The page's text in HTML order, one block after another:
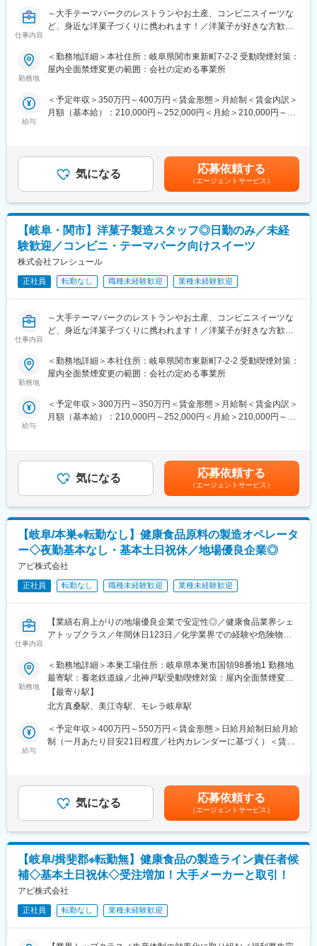
■経営理念：
・食に関するあらゆる商品・情報・サービスを「安心・安全」に
・全社員の物心両面の幸せを実現し、企業の発展を通じて社会的
責任を果たしていく。
週次交代制になります。
品質は工程で作りこむべきものであるという信念に基づき、「安
全な原料・資材」、「安全な製造設備や労働環境」、「安全な製
を把握・管理することに重点をおき、お客様に満足していただけ
る製品とサービスを供給しています。 また、さまざまな改善推進
同時に、厳格な検査体制によって品質の保証・品質の向上をサポ
ートし、社会に貢献し続けることが私たちの使命と責任と考えて
仕事内容
～大手テーマパークのレストランやお土産、コンビニスイーツな
ど、身近な洋菓子づくりに携われます！／洋菓子が好きな方歓迎
ご活躍を期待しています◎～
■入社後の業務内容
ュークリーム、カップデザートなどの洋菓子）や、ホテル・レス
トラン・テーマパークなど外食産業向けの冷凍ケーキを製造する
ンの進行管理などにも徐々に携わっていただく想定です。将来的
には、現場の生産性向上に向けた業務改善や効率化の提案など、
製造現場を支える中核的な役割でのご活躍を期待しています。
■組織構成
正社員2名と派遣社員4名で構成されています。
前後の工程を含めた製造部門全体では、正社員・パートタイマー
として男性約43名・女性約50名、派遣社員約70名が在籍していま
す。
す。その後、適性や状況に応じて各部門へ配属となります。
業務は先輩社員によるOJTで丁寧にサポートするため、業界未経
前職が自動車製造/金属加工など、製菓経験ない方も活躍中です！
理）や業務改善などをお任せします。
ーンなど幅広い企業と取引を行っており、安定した経営基盤を持
っています。
◇ローソンと共同開発した「プレミアムロールケーキ」シリーズ
をはじめ、コンビニスイーツ市場の発展に貢献してきました。
◇テーマパーク向け商品や、季節イベントごとのスイーツなど、
少量多品種の商品づくりを手作業中心で行っている点も当社の特
徴です。自分が関わった商品が店頭や施設で販売されるやりがい
を感じられる環境です。
◇製菓業界での経験がない方でも、自動車製造や金属加工など異
業種出身の社員が多数活躍しており、入社後は半年程度で一人前
としてご活躍いただけます。長く働く社員が多い点も当社の魅力
変更の範囲：会社の定める業務
勤務地
＜勤務地詳細＞本社住所：岐阜県関市東新町7-2-2 受動喫煙対策：
屋内全面禁煙変更の範囲：会社の定める事業所
給与
＜予定年収＞350万円～400万円＜賃金形態＞月給制＜賃金内訳＞
月額（基本給）：210,000円～252,000円＜月給＞210,000円～
回（4月）賃金はあくまでも目安の金額であり、選考を通じて上下
する可能性があります。月給(月額)は固定手当を含めた表記です。
気になる 応募依頼する
（エージェントサービス）
【岐阜・関市】洋菓子製造スタッフ◎日勤のみ／未経
験歓迎／コンビニ・テーマパーク向けスイーツ
株式会社フレシュール
正社員 転勤なし 職種未経験歓迎 業種未経験歓迎
仕事内容
～大手テーマパークのレストランやお土産、コンビニスイーツな
ど、身近な洋菓子づくりに携われます！／洋菓子が好きな方歓迎
コツ作業が好きな方におすすめ◎
■業務内容
ークリーム、カップデザートなどの洋菓子）や、ホテル・レスト
ラン・テーマパークなど外食産業向けの冷凍ケーキを製造する同
・クリームやフルーツのトッピング
・商品の箱詰め、梱包作業
・カップや資材の準備 など
■業務の特徴
仕上げ工程は、製品の見た目や品質を左右する重要なポジション
です。コツコツと丁寧に作業を進めることが得意な方が活躍でき
る環境です。
作業は手順化されており、未経験の方でも安心して取り組める内
容です。
製造部門全体では、正社員・パートタイマーとして男性約43名・
女性約50名、派遣社員約70名が在籍しています。
■教育制度
入社後、1ヵ月程度は製造現場にて実際の業務を経験いただきま
す。その後、適性や状況に応じて各部門へ配属となります。
業務は先輩社員によるOJTで丁寧にサポートするため、業界未経
験の方でも安心してスタートできる環境です。
■当社について
◇ローソンと共同開発した「プレミアムロールケーキ」シリーズ
をはじめ、コンビニスイーツ市場の発展に貢献してきました。
◇テーマパーク向け商品や、季節イベントごとのスイーツなど、
を感じられる環境です。
◇製菓業界での経験がない方でも、自動車製造や金属加工など異
業種出身の社員が多数活躍しており、入社後は半年程度で一人前
としてご活躍いただけます。長く働く社員が多い点も当社の魅力
の一つです。
変更の範囲：会社の定める業務
勤務地
＜勤務地詳細＞本社住所：岐阜県関市東新町7-2-2 受動喫煙対策：
屋内全面禁煙変更の範囲：会社の定める事業所
給与
＜予定年収＞300万円～350万円＜賃金形態＞月給制＜賃金内訳＞
月額（基本給）：210,000円～252,000円＜月給＞210,000円～
回（4月）賃金はあくまでも目安の金額であり、選考を通じて上下
する可能性があります。月給(月額)は固定手当を含めた表記です。
気になる 応募依頼する
（エージェントサービス）
【岐阜/本巣※転勤なし】健康食品原料の製造オペレータ
ー◇夜勤基本なし・基本土日祝休／地場優良企業◎
アピ株式会社
正社員 転勤なし 職種未経験歓迎 業種未経験歓迎
仕事内容
【業績右肩上がりの地場優良企業で安定性◎／健康食品業界シェ
アトップクラス／年間休日123日／化学業界での経験や危険物取
■職務内容：
健康食品原料（主にプロポリス等）の抽出加工オペレーターとし
てご活躍いただきます。
抽出したプロポリスは、サプリメントや健康ドリンク、マウスウ
ォッシュなど、コンビニやドラッグストア、通販で販売される製
品に使用されます。
ルによる抽出、濃縮）
・抽出液の計量・調合、ドラム缶や容器への充填作業
・各種機械の設定・監視・洗浄、工程内の品質確認
■業務の特徴：
・アルコールを用いた抽出工程が中心となるため、においのある
環境での作業や安全管理への意識が求められます。
が好きな方にはピッタリのお仕事です
・将来的にはすべての工程を学んでいただくことを前提に、原料
勤務地
＜勤務地詳細＞本巣工場住所：岐阜県本巣市国領98番地1 勤務地
最寄駅：養老鉄道線／北神戸駅受動喫煙対策：屋内全面禁煙変更
の範囲：会社の定める事業所
【最寄り駅】
北方真桑駅、美江寺駅、モレラ岐阜駅
給与
＜予定年収＞400万円～550万円＜賃金形態＞日給月給制日給月給
制（一月あたり目安21日程度／社内カレンダーに基づく）＜賃金
目安の金額であり、ご本人の経験・能力・前給を考慮の上決定し
ます。■昇給：年1回（9月）■賞与：年2回（7・12月）※昨年度実
績4.6ヶ月分／実績により決算賞与あり■その他固定手当：食事手
当■深夜勤務（22時～5時）手当：1.5割増賃金はあくまでも目安
の金額であり、選考を通じて上下する可能性があります。月給(月
額)は固定手当を含めた表記です。
気になる 応募依頼する
（エージェントサービス）
【岐阜/揖斐郡※転勤無】健康食品の製造ライン責任者候
補◇基本土日祝休◇受注増加！大手メーカーと取引！
アピ株式会社
正社員 転勤なし 業種未経験歓迎